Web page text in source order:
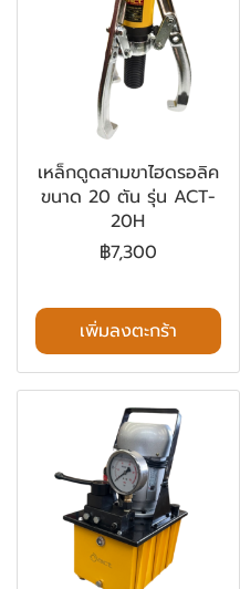
เหล็กดูดสามขาไฮดรอลิค
ขนาด 20 ตัน รุ่น ACT-
20H
฿7,300
เพิ่มลงตะกร้า